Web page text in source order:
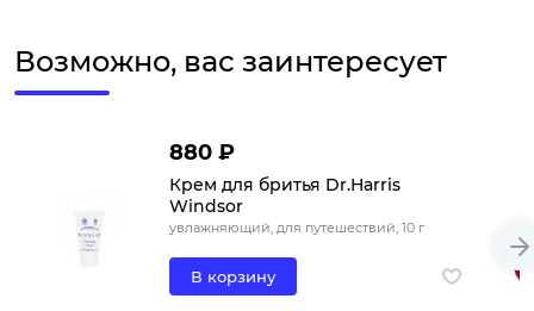
Возможно, вас заинтересует
880 ₽
Крем для бритья Dr.Harris
Windsor
увлажняющий, для путешествий, 10 г
В корзину